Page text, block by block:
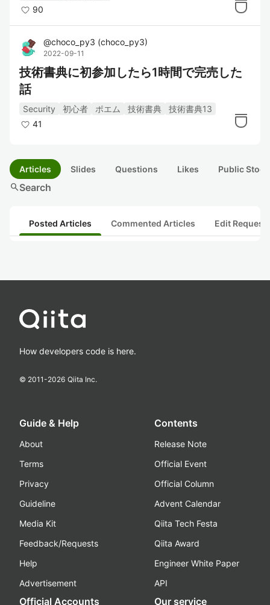
90
@choco_py3 (choco_py3)
2022-09-11
技術書典に初参加したら1時間で完売した
話
Security 初心者 ポエム 技術書典
技術書典13
41
Articles Slides Questions Likes Public
searchSearch
Posted Articles Commented Articles Edit
How developers code is here.
© 2011-2026 Qiita Inc.
Guide & Help
About
Terms
Privacy
Guideline
Media Kit
Feedback/Requests
Help
Advertisement
Contents
Release Note
Official Event
Official Column
Advent Calendar
Qiita Tech Festa
Qiita Award
Engineer White Paper
API
Official Accounts Our service